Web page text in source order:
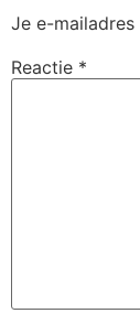
Je e-
Reactie *